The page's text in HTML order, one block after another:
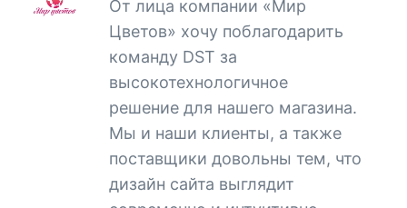
От лица компании «Мир
Цветов» хочу поблагодарить
команду DST за
высокотехнологичное
решение для нашего магазина.
Мы и наши клиенты, а также
поставщики довольны тем, что
дизайн сайта выглядит